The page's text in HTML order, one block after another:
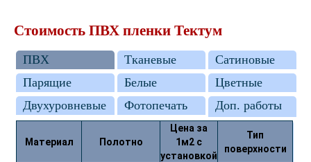
Стоимость ПВХ пленки Тектум
ПВХ Тканевые
Сатиновые
Парящие
Белые
Цветные
Двухуровневые
Фотопечать Доп. работы
Материал Полотно
Цена за
1м2 с
установкой
Тип
поверхности